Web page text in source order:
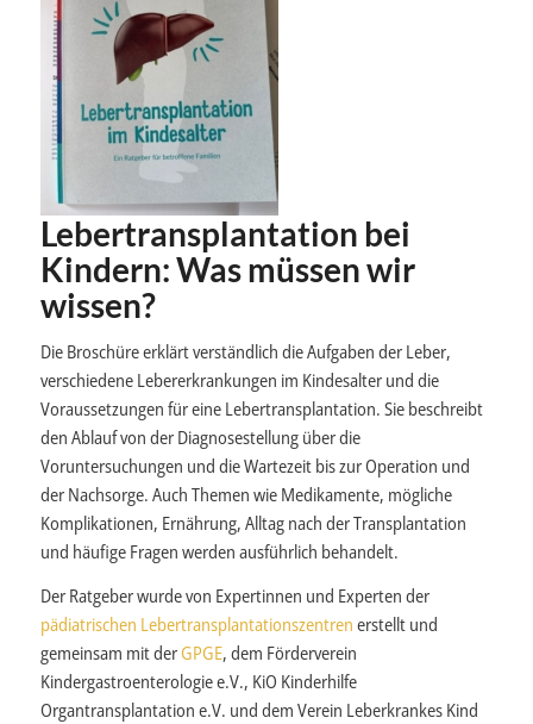
Lebertransplantation bei
Kindern: Was müssen wir
wissen?
Die Broschüre erklärt verständlich die Aufgaben der Leber,
verschiedene Lebererkrankungen im Kindesalter und die
Voraussetzungen für eine Lebertransplantation. Sie beschreibt
den Ablauf von der Diagnosestellung über die
Voruntersuchungen und die Wartezeit bis zur Operation und
der Nachsorge. Auch Themen wie Medikamente, mögliche
Komplikationen, Ernährung, Alltag nach der Transplantation
und häufige Fragen werden ausführlich behandelt.
Der Ratgeber wurde von Expertinnen und Experten der
pädiatrischen Lebertransplantationszentren erstellt und
gemeinsam mit derGPGE, dem Förderverein
Kindergastroenterologie e.V., KiO Kinderhilfe
Organtransplantation e.V. und dem Verein Leberkrankes Kind